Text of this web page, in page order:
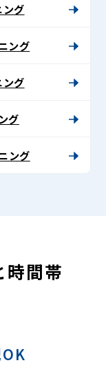
ング
ング
ング
グ
ング
時間帯